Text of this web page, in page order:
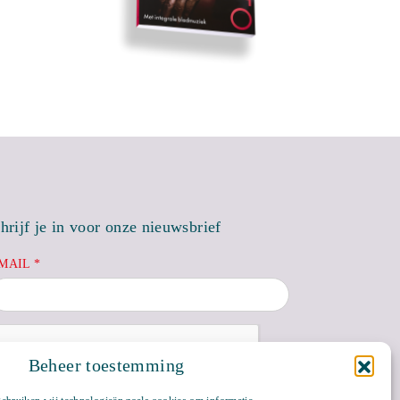
Beheer toestemming
je in voor onze nieuwsbrief
*